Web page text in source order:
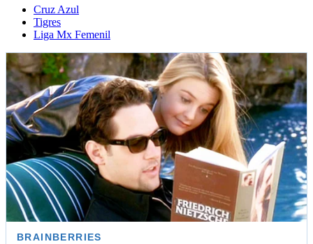
Cruz Azul
Tigres
Liga Mx Femenil